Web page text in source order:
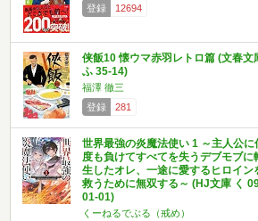
登録 12694
侠飯10 懐ウマ赤羽レトロ篇 (文春文
ふ 35-14)
福澤 徹三
登録
281
世界最強の炎魔法使い 1 ～主人公に
度も負けてすべてを失うデブモブに
生したオレ、一途に愛するヒロイン
救うために無双する～ (HJ文庫 く
01-01)
くーねるでぶる（戒め）